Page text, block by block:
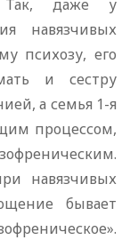
Так, даже у
навязчивых
психозу, его
и сестру
а семья 1-я
процессом,
навязчивых
бывает